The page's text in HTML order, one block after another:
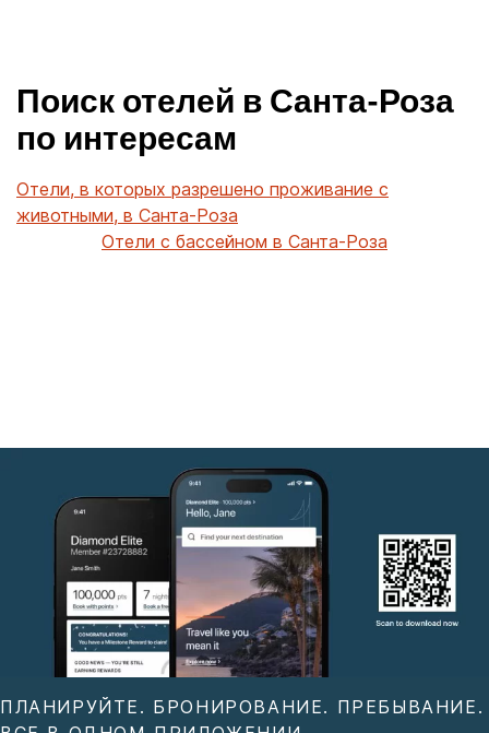
Поиск отелей в Санта-Роза
по интересам
Отели, в которых разрешено проживание с
животными, в Санта-Роза
Отели с бассейном в Санта-Роза
ПЛАНИРУЙТЕ. БРОНИРОВАНИЕ. ПРЕБЫВАНИЕ.